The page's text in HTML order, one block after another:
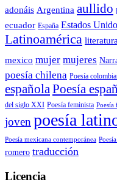
adonáis Argentina aullido
ecuador España Estados
Latinoamérica literatura
mexico mujer mujeres
poesía chilena Poesía
española Poesía
del siglo XXI Poesía feminista Poesía
joven poesía
Poesía mexicana contemporánea
romero traducción
Licencia